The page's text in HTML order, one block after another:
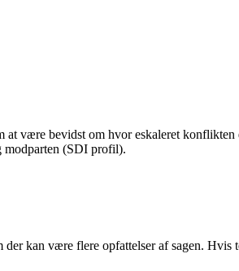
være bevidst om hvor eskaleret konflikten
modparten (SDI profil).
kan være flere opfattelser af sagen. Hvis